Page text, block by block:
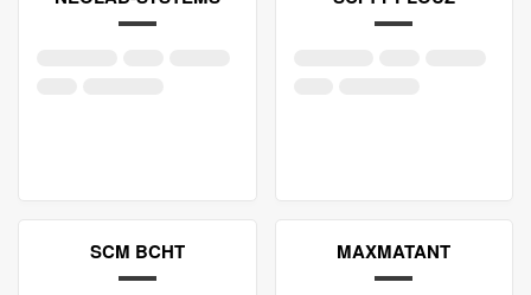
SCM BCHT MAXMATANT